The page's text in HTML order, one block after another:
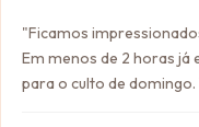
"Ficamos
Em menos de 2 horas
para o culto de